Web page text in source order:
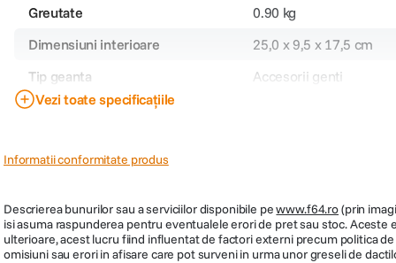
Greutate
0.90 kg
Dimensiuni interioare
25,0 x 9,5 x 17,5 cm
Tip geanta
Accesorii genti
Cod producator
Vezi toate specificațiile
Informatii conformitate produs
Descrierea bunurilor sau a serviciilor disponibile pewww.f64.ro(prin
isi asuma raspunderea pentru eventualele erori de pret sau stoc.
ulterioare, acest lucru fiind influentat de factori externi precum politica
omisiuni sau erori in afisare care pot surveni in urma unor greseli de